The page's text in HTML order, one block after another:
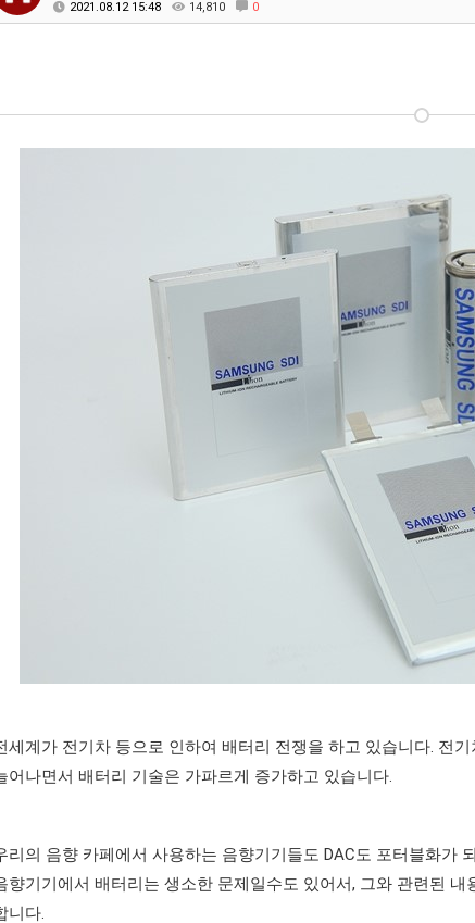
2021.08.12 15:48 14,810 0
세계가 전기차 등으로 인하여 배터리 전쟁을 하고 있습니다. 전
어나면서 배터리 기술은 가파르게 증가하고 있습니다.
리의 음향 카페에서 사용하는 음향기기들도 DAC도 포터블화가
향기기에서 배터리는 생소한 문제일수도 있어서, 그와 관련된
니다.